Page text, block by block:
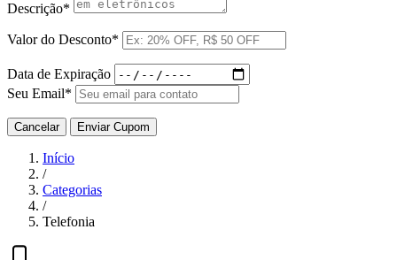
Descrição*
Valor do Desconto*
Data de Expiração
Seu Email*
Cancelar Enviar Cupom
Início
/
Categorias
/
Telefonia